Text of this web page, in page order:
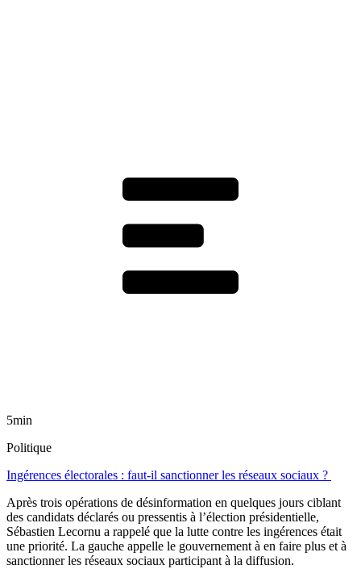
5min
Politique
Ingérences électorales : faut-il sanctionner les réseaux sociaux ?
Après trois opérations de désinformation en quelques jours ciblant
des candidats déclarés ou pressentis à l’élection présidentielle,
Sébastien Lecornu a rappelé que la lutte contre les ingérences était
une priorité. La gauche appelle le gouvernement à en faire plus et à
sanctionner les réseaux sociaux participant à la diffusion.